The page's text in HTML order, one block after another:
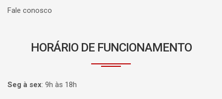
Fale conosco
HORÁRIO DE FUNCIONAMENTO
Seg à sex: 9h às 18h